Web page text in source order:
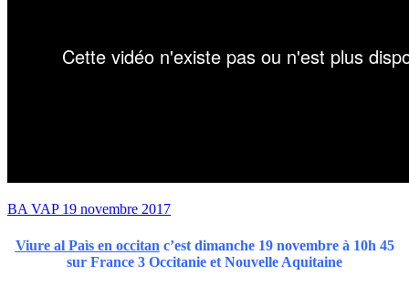
BA VAP 19 novembre 2017
Viure al Paìs en occitan c’est dimanche 19 novembre à 10h 45
sur France 3 Occitanie et Nouvelle Aquitaine